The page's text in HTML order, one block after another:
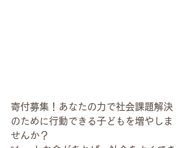
寄付募集！あなたの力で社会課題解決
のために行動できる子どもを増やしま
せんか？